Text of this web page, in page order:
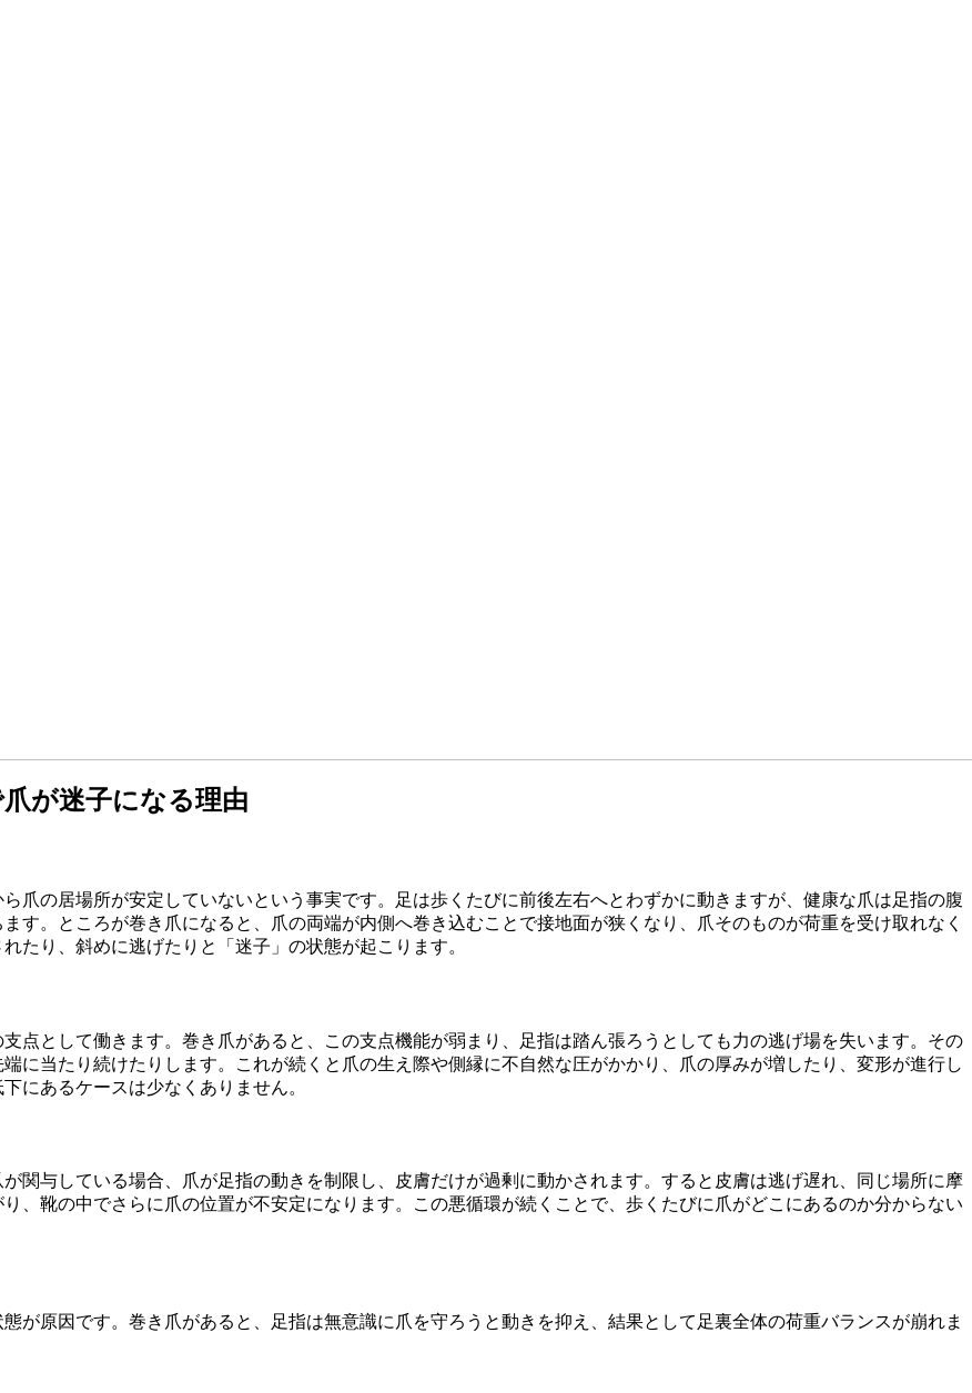
が迷子になる理由
爪の居場所が安定していないという事実です。足は歩くたびに前後左右へとわずかに動きますが、健康な爪は足指の腹
す。ところが巻き爪になると、爪の両端が内側へ巻き込むことで接地面が狭くなり、爪そのものが荷重を受け取れなく
たり、斜めに逃げたりと「迷子」の状態が起こります。
点として働きます。巻き爪があると、この支点機能が弱まり、足指は踏ん張ろうとしても力の逃げ場を失います。その
に当たり続けたりします。これが続くと爪の生え際や側縁に不自然な圧がかかり、爪の厚みが増したり、変形が進行し
にあるケースは少なくありません。
関与している場合、爪が足指の動きを制限し、皮膚だけが過剰に動かされます。すると皮膚は逃げ遅れ、同じ場所に摩
、靴の中でさらに爪の位置が不安定になります。この悪循環が続くことで、歩くたびに爪がどこにあるのか分からない
が原因です。巻き爪があると、足指は無意識に爪を守ろうと動きを抑え、結果として足裏全体の荷重バランスが崩れま